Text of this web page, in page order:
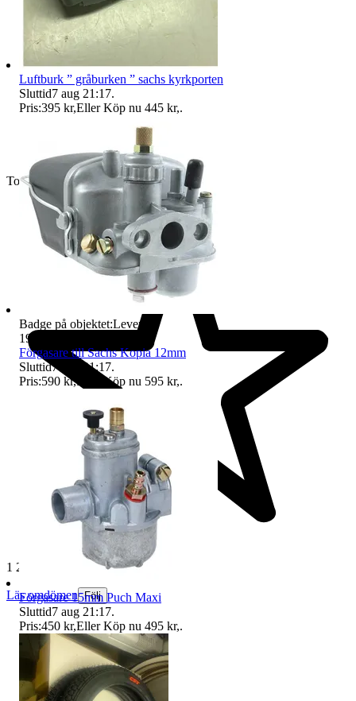
Toppsäljare
1 218 omdömen
Läs omdömen Följ
Luftburk ” gråburken ” sachs kyrkporten
Sluttid7 aug 21:17.
Pris:395 kr,Eller Köp nu 445 kr,.
Badge på objektet:Leverans
1981
Förgasare till Sachs Kopia 12mm
Sluttid7 aug 21:17.
Pris:590 kr,Eller Köp nu 595 kr,.
Förgasare 15mm Puch Maxi
Sluttid7 aug 21:17.
Pris:450 kr,Eller Köp nu 495 kr,.